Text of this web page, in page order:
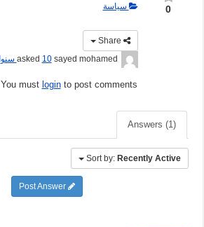
0 سياسة
sayed mohamed
asked10 سنوات ago
You must loginto post comments
Answers (1)
Sort by: Recently Active